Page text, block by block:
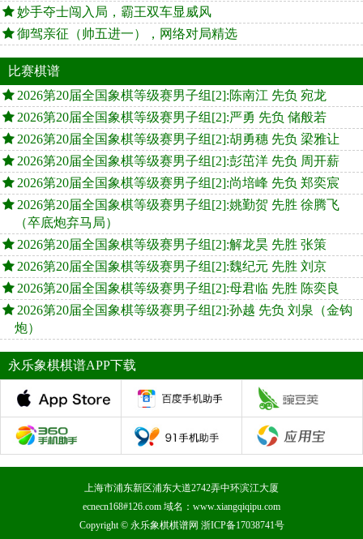
妙手夺士闯入局，霸王双车显威风
御驾亲征（帅五进一），网络对局精选
比赛棋谱
2026第20届全国象棋等级赛男子组[2]:陈南江 先负 宛龙
2026第20届全国象棋等级赛男子组[2]:严勇 先负 储般若
2026第20届全国象棋等级赛男子组[2]:胡勇穗 先负 梁雅让
2026第20届全国象棋等级赛男子组[2]:彭茁洋 先负 周开薪
2026第20届全国象棋等级赛男子组[2]:尚培峰 先负 郑奕宸
2026第20届全国象棋等级赛男子组[2]:姚勤贺 先胜 徐腾飞
（卒底炮弃马局）
2026第20届全国象棋等级赛男子组[2]:解龙昊 先胜 张策
2026第20届全国象棋等级赛男子组[2]:魏纪元 先胜 刘京
2026第20届全国象棋等级赛男子组[2]:母君临 先胜 陈奕良
2026第20届全国象棋等级赛男子组[2]:孙越 先负 刘泉（金钩
炮）
永乐象棋棋谱APP下载
上海市浦东新区浦东大道2742弄中环滨江大厦
ecnecn168#126.com 域名：www.xiangqiqipu.com
Copyright © 永乐象棋棋谱网 浙ICP备17038741号